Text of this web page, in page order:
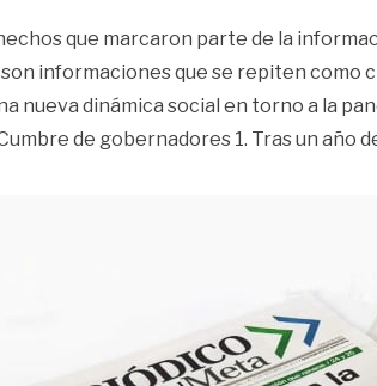
que marcaron parte de la
informaciones que se repiten como
nueva dinámica social en torno a la
de gobernadores 1. Tras un año